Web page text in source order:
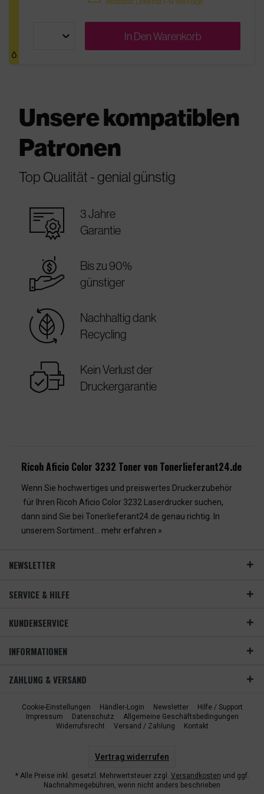
In DenWarenkorb
Unsere kompatiblen
Patronen
Top Qualität - genial günstig
warranty_certificate
3 Jahre
Garantie
best_price
Bis zu 90%
günstiger
sustainable
Nachhaltig dank
Recycling
warranty
Kein Verlust der
Druckergarantie
Ricoh Aficio Color 3232 Toner von Tonerlieferant24.de
Wenn Sie hochwertiges und preiswertes Druckerzubehör
für Ihren Ricoh Aficio Color 3232 Laserdrucker suchen,
dann sind Sie bei Tonerlieferant24.de genau richtig. In
unserem Sortiment... mehr erfahren »
NEWSLETTER
SERVICE & HILFE
KUNDENSERVICE
INFORMATIONEN
ZAHLUNG & VERSAND
Cookie-Einstellungen Händler-Login Newsletter
Hilfe / Support
Impressum
Datenschutz
Allgemeine Geschäftsbedingungen
Widerrufsrecht
Versand / Zahlung Kontakt
Vertrag widerrufen
* Alle Preise inkl. gesetzl. Mehrwertsteuer zzgl. Versandkosten und ggf.
Nachnahmegebühren, wenn nicht anders beschrieben